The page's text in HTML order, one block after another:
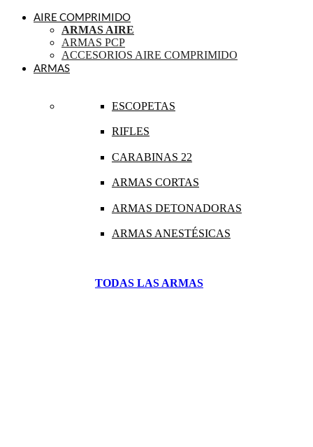
AIRE COMPRIMIDO
ARMAS AIRE
ARMAS PCP
ACCESORIOS AIRE COMPRIMIDO
ARMAS
ESCOPETAS
RIFLES
CARABINAS 22
ARMAS CORTAS
ARMAS DETONADORAS
ARMAS ANESTÉSICAS
TODAS LAS ARMAS